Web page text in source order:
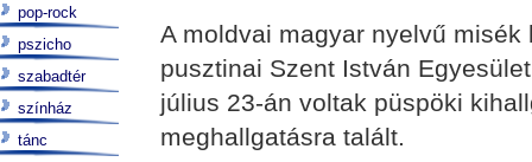
A moldvai magyar nyelvű
pusztinai Szent István
július 23-án voltak püspöki
meghallgatásra talált.
pop-rock
pszicho
szabadtér
színház
tánc